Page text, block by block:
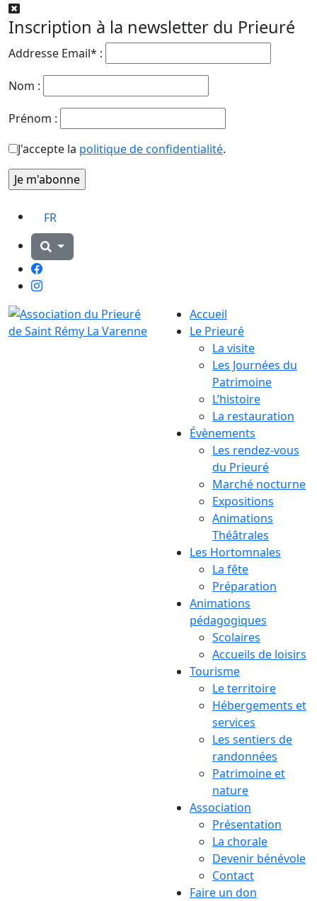
Inscription à la newsletter du Prieuré
Addresse Email* :
Nom :
Prénom :
J'accepte la politique de confidentialité.
FR
Facebook
Instagram
Accueil
Le Prieuré
La visite
Les Journées du
Patrimoine
L’histoire
La restauration
Évènements
Les rendez-vous
du Prieuré
Marché nocturne
Expositions
Animations
Théâtrales
Les Hortomnales
La fête
Préparation
Animations
pédagogiques
Scolaires
Accueils de loisirs
Tourisme
Le territoire
Hébergements et
services
Les sentiers de
randonnées
Patrimoine et
nature
Association
Présentation
La chorale
Devenir bénévole
Contact
Faire un don